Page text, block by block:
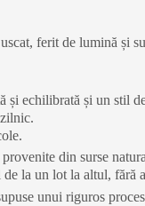
ferit de lumină și
și echilibrată și un stil
din surse
la un lot la altul, fără
unui riguros